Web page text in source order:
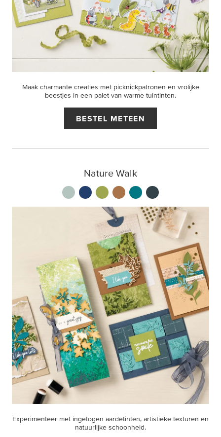
Maak charmante creaties met picknickpatronen en vrolijke
beestjes in een palet van warme tuintinten.
BESTEL METEEN
Nature Walk
Experimenteer met ingetogen aardetinten, artistieke texturen en
natuurlijke schoonheid.